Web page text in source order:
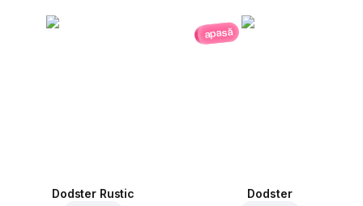
Dodster Rustic
apasă
Dodster